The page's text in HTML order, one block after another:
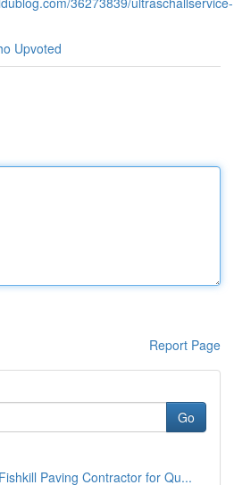
Upvoted
Report Page
Go
Paving Contractor for Qu...